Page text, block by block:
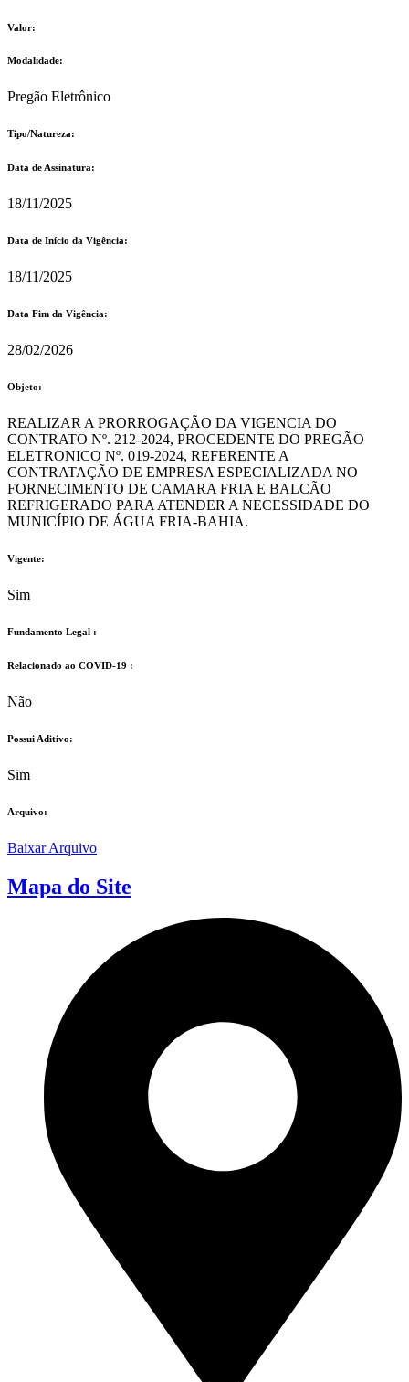
Valor:
Modalidade:
Pregão Eletrônico
Tipo/Natureza:
Data de Assinatura:
18/11/2025
Data de Início da Vigência:
18/11/2025
Data Fim da Vigência:
28/02/2026
Objeto:
REALIZAR A PRORROGAÇÃO DA VIGENCIA DO
CONTRATO Nº. 212-2024, PROCEDENTE DO PREGÃO
ELETRONICO Nº. 019-2024, REFERENTE A
CONTRATAÇÃO DE EMPRESA ESPECIALIZADA NO
FORNECIMENTO DE CAMARA FRIA E BALCÃO
REFRIGERADO PARA ATENDER A NECESSIDADE DO
MUNICÍPIO DE ÁGUA FRIA-BAHIA.
Vigente:
Sim
Fundamento Legal :​
Relacionado ao COVID-19 :​
Não
Possui Aditivo:​
Sim
Arquivo:
Baixar Arquivo
Mapa do Site